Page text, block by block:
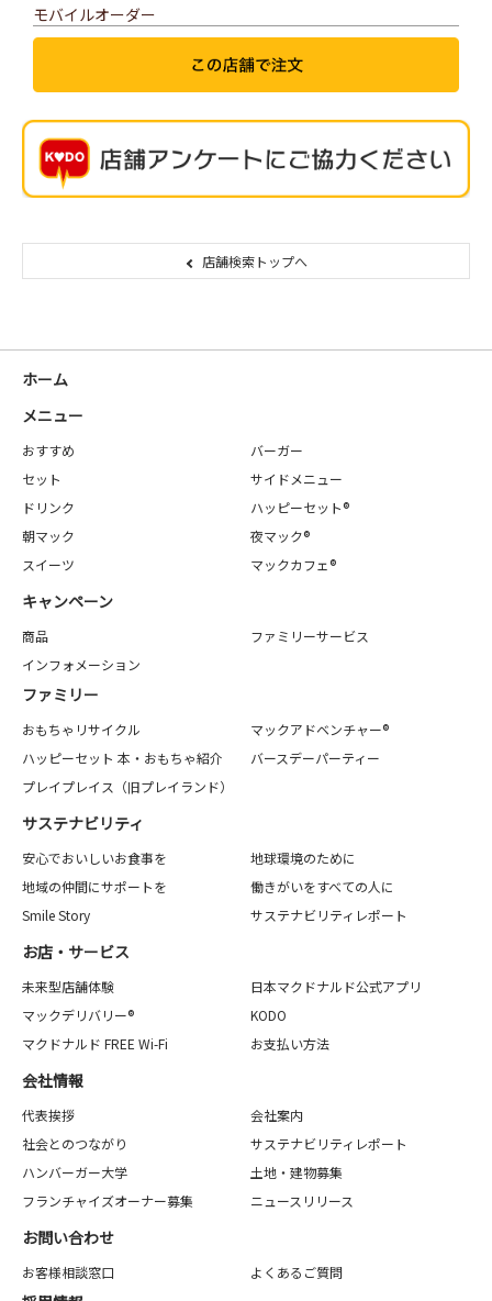
モバイルオーダー
店舗検索トップへ
ホーム
メニュー
おすすめ
バーガー
セット
サイドメニュー
ドリンク
ハッピーセット®
朝マック
夜マック®
スイーツ
マックカフェ®
キャンペーン
商品
ファミリーサービス
インフォメーション
ファミリー
おもちゃリサイクル
マックアドベンチャー®
ハッピーセット 本・おもちゃ紹介
バースデーパーティー
プレイプレイス（旧プレイランド）
サステナビリティ
安心でおいしいお食事を
地球環境のために
地域の仲間にサポートを
働きがいをすべての人に
Smile Story
サステナビリティレポート
お店・サービス
未来型店舗体験
日本マクドナルド公式アプリ
マックデリバリー®
KODO
マクドナルド FREE Wi-Fi
お支払い方法
会社情報
代表挨拶
会社案内
社会とのつながり
サステナビリティレポート
ハンバーガー大学
土地・建物募集
フランチャイズオーナー募集
ニュースリリース
お問い合わせ
お客様相談窓口 よくあるご質問